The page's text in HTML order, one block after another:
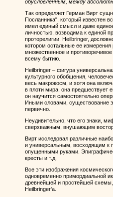
обусловленным, между
Так определяет Герман Вирт
Посланника", который известен
имел единый смысл и даже
личностью, возводима к единой
проторелигии. Heilbringer,
котором остальные ее
множественное и
всему бытию.
Heilbringer – фигура
культурного обобщения,
весь макрокосм, и хотя она
в плоти мира, она предшествует
он научится самостоятельно
Иными словами, существование
первично.
Неудивительно, что его знаки,
сверхважным, внушающим
Вирт исследовал различные
и универсальным, восходящим к
опущенными руками.
кресты и т.д.
Все эти изображения
одновременно примордиальной
древнейшей и простейшей
Heilbringer'а.